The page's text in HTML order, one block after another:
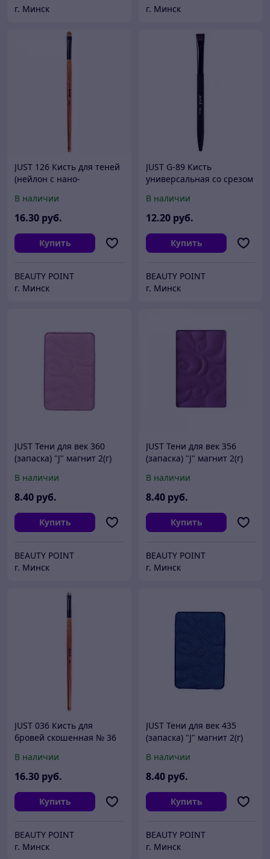
г. Минск
г. Минск
JUST 126 Кисть для теней
(нейлон с нано-
В наличии
16.30 руб.
Купить
BEAUTY POINT
г. Минск
JUST G-89 Кисть
универсальная со срезом
В наличии
12.20 руб.
Купить
BEAUTY POINT
г. Минск
JUST Тени для век 360
(запаска) "J" магнит 2(г)
В наличии
8.40 руб.
Купить
BEAUTY POINT
г. Минск
JUST Тени для век 356
(запаска) "J" магнит 2(г)
В наличии
8.40 руб.
Купить
BEAUTY POINT
г. Минск
JUST 036 Кисть для
бровей скошенная № 36
В наличии
16.30 руб.
Купить
BEAUTY POINT
г. Минск
JUST Тени для век 435
(запаска) "J" магнит 2(г)
В наличии
8.40 руб.
Купить
BEAUTY POINT
г. Минск